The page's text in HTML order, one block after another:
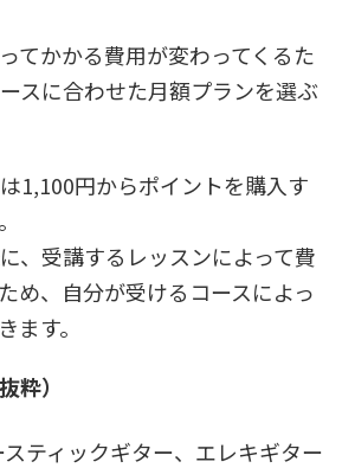
てかかる費用が変わってくるた
スに合わせた月額プランを選ぶ
1,100円からポイントを購入す
、受講するレッスンによって費
め、自分が受けるコースによっ
ます。
粋）
スティックギター、エレキギター